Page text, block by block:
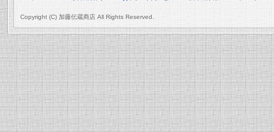
Copyright (C) 加藤伝蔵商店 All Rights Reserved.